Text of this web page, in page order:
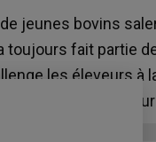
jeunes bovins
toujours fait partie
les éleveurs à
génétique de